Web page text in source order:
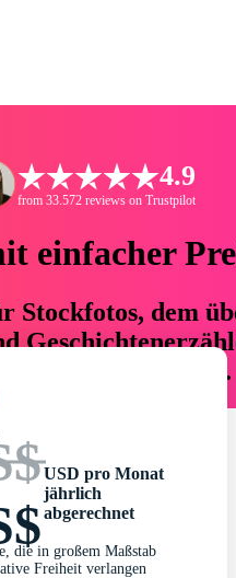
4.9
from 33.572 reviews on Trustpilot
einfacher
dem
Budget einsparen.
USD pro Monat
jährlich
abgerechnet
die in großem Maßstab
Freiheit verlangen